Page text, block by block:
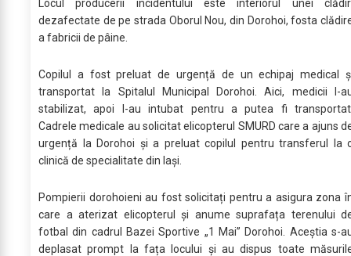
Locul producerii incidentului este interiorul unei
dezafectate de pe strada Oborul Nou, din Dorohoi, fosta
a fabricii de pâine.
Copilul a fost preluat de urgență de un echipaj medical
transportat la Spitalul Municipal Dorohoi. Aici, medicii l-
stabilizat, apoi l-au intubat pentru a putea fi
Cadrele medicale au solicitat elicopterul SMURD care a ajuns
urgență la Dorohoi și a preluat copilul pentru transferul la
clinică de specialitate din Iași.
Pompierii dorohoieni au fost solicitați pentru a asigura zona
care a aterizat elicopterul și anume suprafața terenului
fotbal din cadrul Bazei Sportive „1 Mai” Dorohoi. Aceștia s-
deplasat prompt la fața locului și au dispus toate